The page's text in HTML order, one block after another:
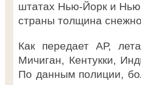
штатах Нью-Йорк и
страны толщина
Как передает АР,
Мичиган, Кентукки,
По данным полиции,